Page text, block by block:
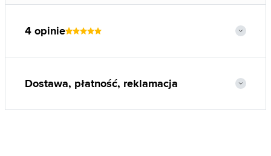
4 opinie
Dostawa, płatność, reklamacja